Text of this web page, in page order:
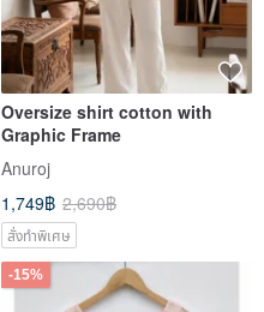
Oversize shirt cotton with
Graphic Frame
Anuroj
1,749฿ 2,690฿
สั่งทำพิเศษ
-15%